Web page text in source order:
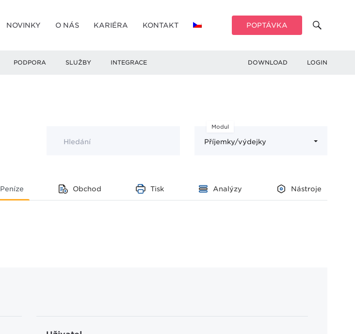
NOVINKY O NÁS KARIÉRA KONTAKT POPTÁVKA
PODPORA SLUŽBY INTEGRACE LOGIN
DOWNLOAD
Hledání Příjemky/výdejky
Modul
Peníze Obchod Tisk Analýzy Nástroje